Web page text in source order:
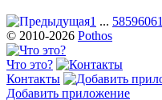
1 ... 58596061
© 2010-2026 Pothos
Что это?
Контакты
Добавить приложение